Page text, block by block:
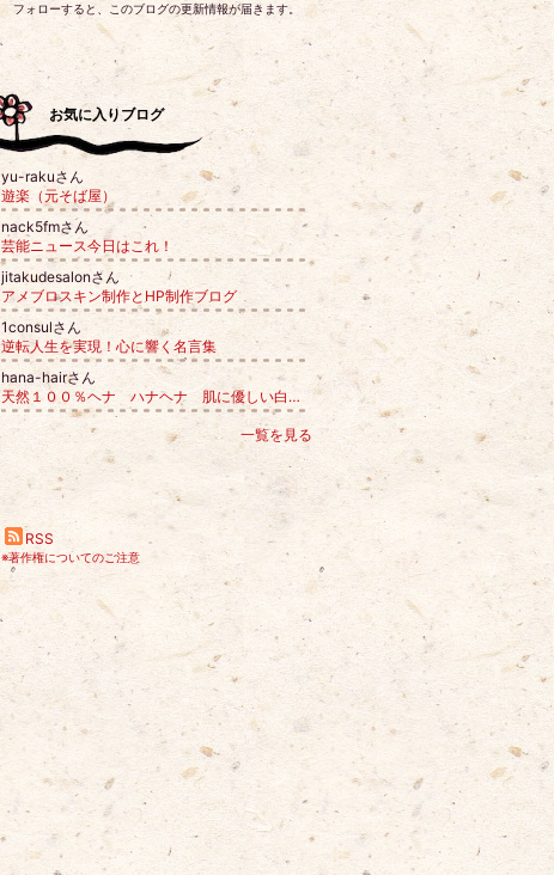
フォローすると、このブログの更新情報が届きます。
お気に入りブログ
yu-rakuさん
遊楽（元そば屋）
nack5fmさん
芸能ニュース今日はこれ！
jitakudesalonさん
アメブロスキン制作とHP制作ブログ
1consulさん
逆転人生を実現！心に響く名言集
hana-hairさん
天然１００％ヘナ ハナヘナ 肌に優しい白髪染め プロが認めたヘナカラー
一覧を見る
RSS
※著作権についてのご注意